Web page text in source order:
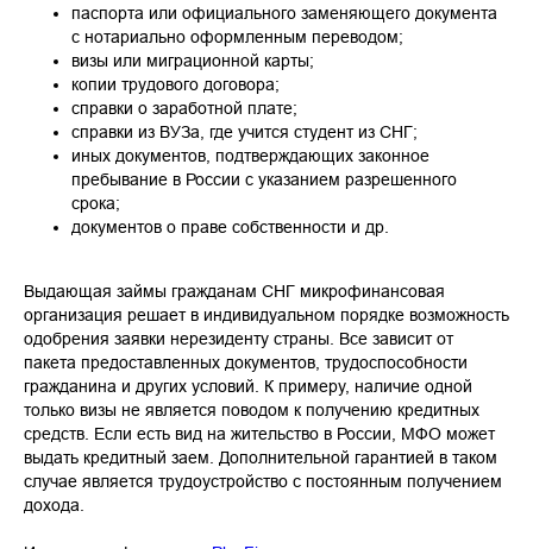
паспорта или официального заменяющего документа
с нотариально оформленным переводом;
визы или миграционной карты;
копии трудового договора;
справки о заработной плате;
справки из ВУЗа, где учится студент из СНГ;
иных документов, подтверждающих законное
пребывание в России с указанием разрешенного
срока;
документов о праве собственности и др.
Выдающая займы гражданам СНГ микрофинансовая
организация решает в индивидуальном порядке возможность
одобрения заявки нерезиденту страны. Все зависит от
пакета предоставленных документов, трудоспособности
гражданина и других условий. К примеру, наличие одной
только визы не является поводом к получению кредитных
средств. Если есть вид на жительство в России, МФО может
выдать кредитный заем. Дополнительной гарантией в таком
случае является трудоустройство с постоянным получением
дохода.